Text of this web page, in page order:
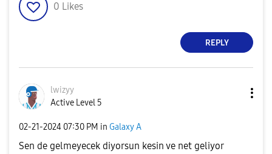
0 Likes
REPLY
lwizyy
Active Level 5
‎02-21-2024 07:30 PM in Galaxy A
Sen de gelmeyecek diyorsun kesin ve net geliyor